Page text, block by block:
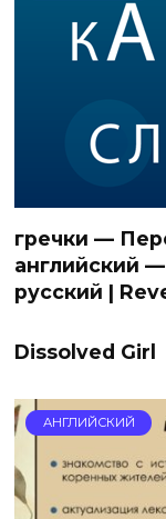
гречки —
английский
русский |
Dissolved Girl
АНГЛИЙСКИЙ